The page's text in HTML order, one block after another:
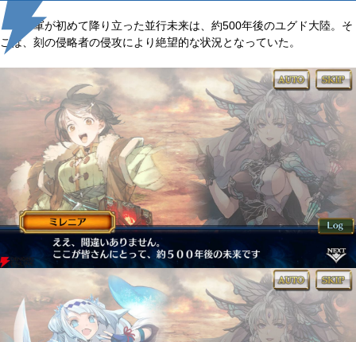
義勇軍が初めて降り立った並行未来は、約500年後のユグド大陸。そ
こは、刻の侵略者の侵攻により絶望的な状況となっていた。